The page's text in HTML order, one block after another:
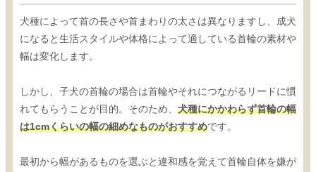
犬種によって首の長さや首まわりの太さは異なりますし、成犬
になると生活スタイルや体格によって適している首輪の素材や
幅は変化します。
しかし、子犬の首輪の場合は首輪やそれにつながるリードに慣
れてもらうことが目的。そのため、 犬種にかかわらず首輪の幅
は1cmくらいの幅の細めなものがおすすめです。
最初から幅があるものを選ぶと違和感を覚えて首輪自体を嫌が